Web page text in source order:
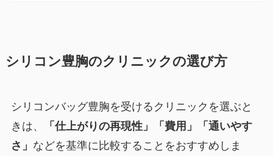
シリコン豊胸のクリニックの選び方
シリコンバッグ豊胸を受けるクリニックを選ぶと
きは、
「仕上がりの再現性」「費用」「通いやす
さ」 などを基準に比較することをおすすめしま